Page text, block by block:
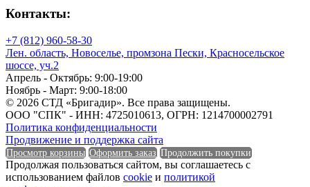
Единица измерения
Форма
Форма
Группа горючести
Контакты:
+7 (812) 960-58-30
Лен. область, Новоселье, промзона Пески, Красносельское
шоссе, уч.2
Апрель - Октябрь: 9:00-19:00
Ноябрь - Март: 9:00-18:00
© 2026 СТД «Бригадир». Все права защищены.
ООО "СПК" - ИНН: 4725010613, ОГРН: 1214700002791
Политика конфиденциальности
Продвижение и поддержка сайта
Просмотр корзины Оформить заказ Продолжить покупки
Продолжая пользоваться сайтом, вы соглашаетесь с
использованием файлов cookie и политикой